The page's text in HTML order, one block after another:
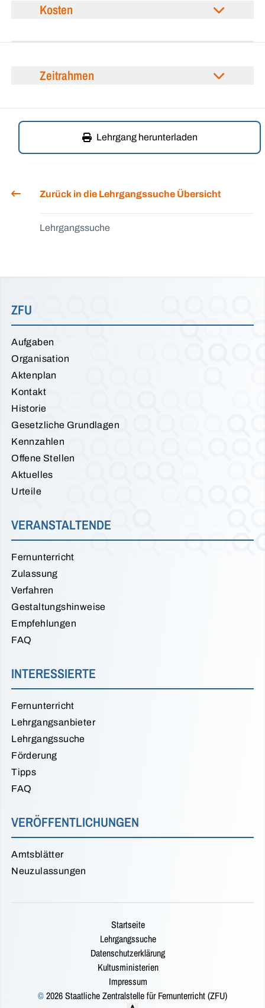
Kosten
Zeitrahmen
Lehrgang herunterladen
Zurück in die Lehrgangssuche Übersicht
Lehrgangssuche
ZFU
Aufgaben
Organisation
Aktenplan
Kontakt
Historie
Gesetzliche Grundlagen
Kennzahlen
Offene Stellen
Aktuelles
Urteile
VERANSTALTENDE
Fernunterricht
Zulassung
Verfahren
Gestaltungshinweise
Empfehlungen
FAQ
INTERESSIERTE
Fernunterricht
Lehrgangsanbieter
Lehrgangssuche
Förderung
Tipps
FAQ
VERÖFFENTLICHUNGEN
Amtsblätter
Neuzulassungen
Startseite
Lehrgangssuche
Datenschutzerklärung
Kultusministerien
Impressum
©2026 Staatliche Zentralstelle für Fernunterricht (ZFU)